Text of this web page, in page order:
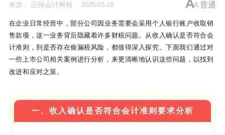
来源： 正保会计网校 2025-03-18 普通
在企业日常经营中，部分公司因业务需要会采用个人银行账户收取销
售款项，这一业务背后隐藏着许多财税问题。从收入确认是否符合会
计准则，到是否存在偷漏税风险，都值得深入探究。下面我们通过对
一些上市公司相关案例进行分析，来更清晰地认识这些问题，以找到
改进和应对之策。
一、收入确认是否符合会计准则要求分析